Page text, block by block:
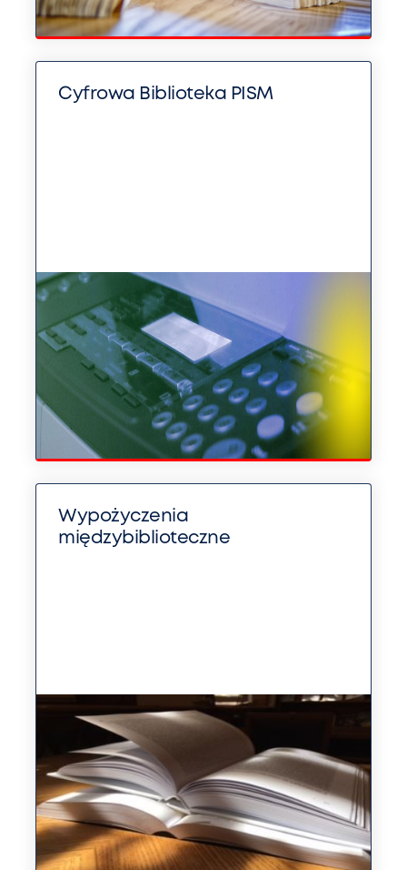
Cyfrowa Biblioteka PISM
Wypożyczenia
międzybiblioteczne